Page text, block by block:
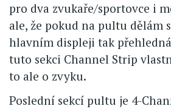
pro dva zvukaře/sportovce i
ale, že pokud na pultu dělám
hlavním displeji tak
tuto sekci Channel Strip
to ale o zvyku.
Poslední sekcí pultu je 4-